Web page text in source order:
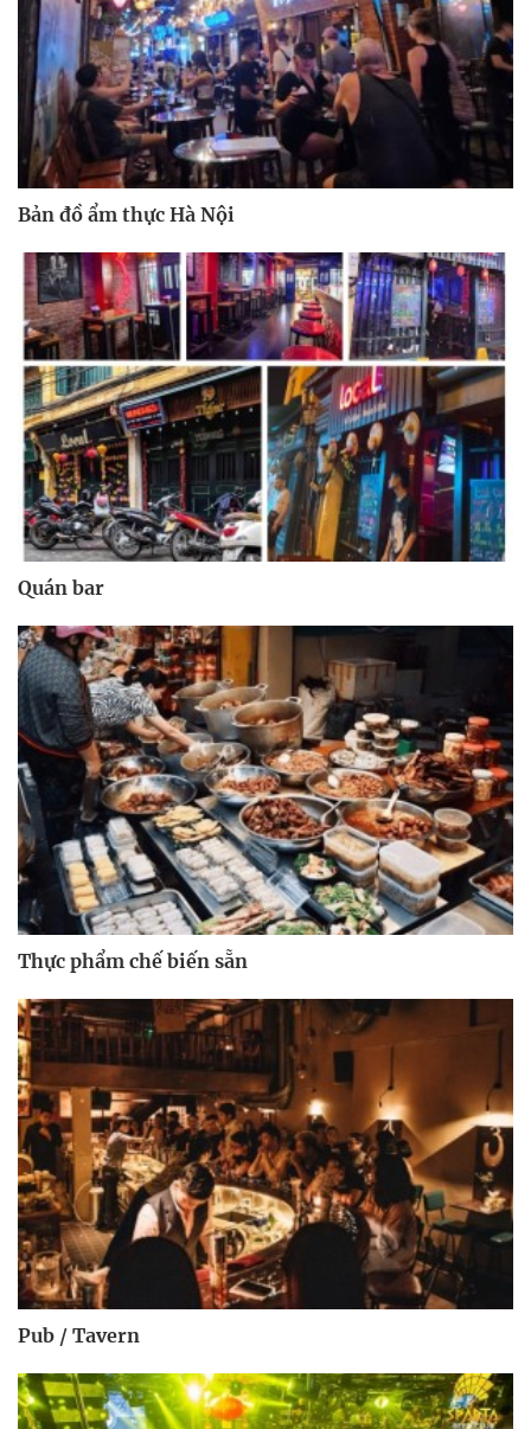
Bản đồ ẩm thực Hà Nội
Quán bar
Thực phẩm chế biến sẵn
Pub / Tavern